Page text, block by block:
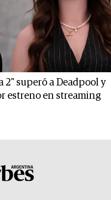
2" superó a Deadpool y
estreno en streaming